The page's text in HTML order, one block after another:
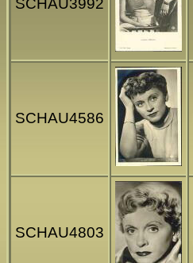
SCHAU3992
SCHAU4586
SCHAU4803